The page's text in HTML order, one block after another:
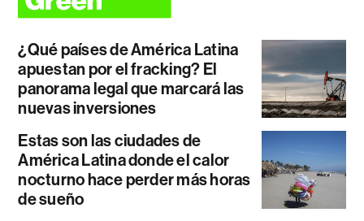
¿Qué países de América Latina
apuestan por el fracking? El
panorama legal que marcará las
nuevas inversiones
Estas son las ciudades de
América Latina donde el calor
nocturno hace perder más horas
de sueño